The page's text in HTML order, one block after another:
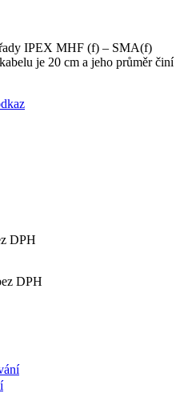
IPEX MHF (f) – SMA(f)
je 20 cm a jeho průměr činí
DPH
DPH